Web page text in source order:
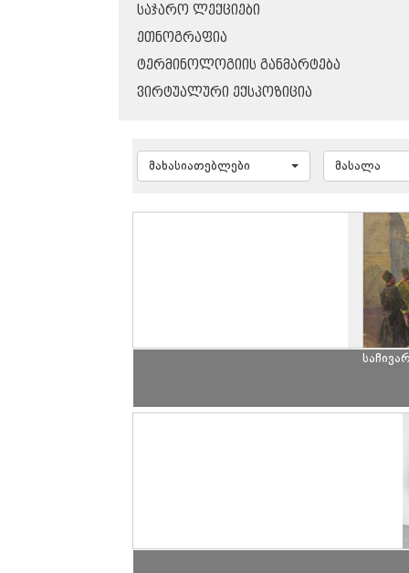
ᲡᲐᲯᲐᲠᲝ ᲚᲔᲥᲪᲘᲔᲑᲘ
ᲔᲗᲜᲝᲒᲠᲐᲤᲘᲐ
ᲢᲔᲠᲛᲘᲜᲝᲚᲝᲒᲘᲘᲡ ᲒᲐᲜᲛᲐᲠᲢᲔᲑᲐ
ᲕᲘᲠᲢᲣᲐᲚᲣᲠᲘ ᲔᲥᲡᲞᲝᲖᲘᲪᲘᲐ
მახასიათებლები მასალა